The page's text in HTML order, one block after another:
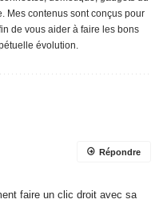
Mes contenus sont conçus pour
de vous aider à faire les bons
évolution.
faire un clic droit avec sa
Répondre